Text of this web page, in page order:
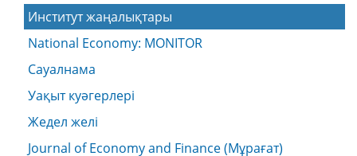
Институт жаңалықтары
National Economy: MONITOR
Сауалнама
Уақыт куәгерлері
Жедел желі
Journal of Economy and Finance (Мұрағат)